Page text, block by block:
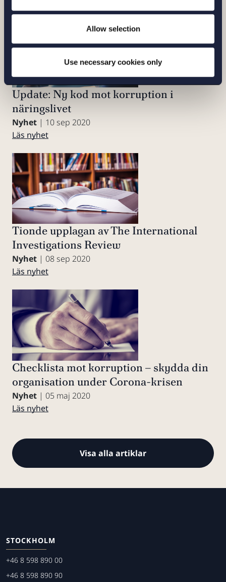
Allow selection
Use necessary cookies only
Nyhet | 10 sep 2020
Update: Ny kod mot korruption i
näringslivet
Läs nyhet
Nyhet | 08 sep 2020
Tionde upplagan av The International
Investigations Review
Läs nyhet
Nyhet | 05 maj 2020
Checklista mot korruption – skydda din
organisation under Corona-krisen
Läs nyhet
Visa alla artiklar
STOCKHOLM
+46 8 598 890 00
+46 8 598 890 90